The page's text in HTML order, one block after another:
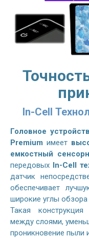
In-Cell
Головное
Premium имеет
емкостный
передовых In-Cell
датчик
обеспечивает
широкие углы
Такая
между слоями,
проникновение пыли